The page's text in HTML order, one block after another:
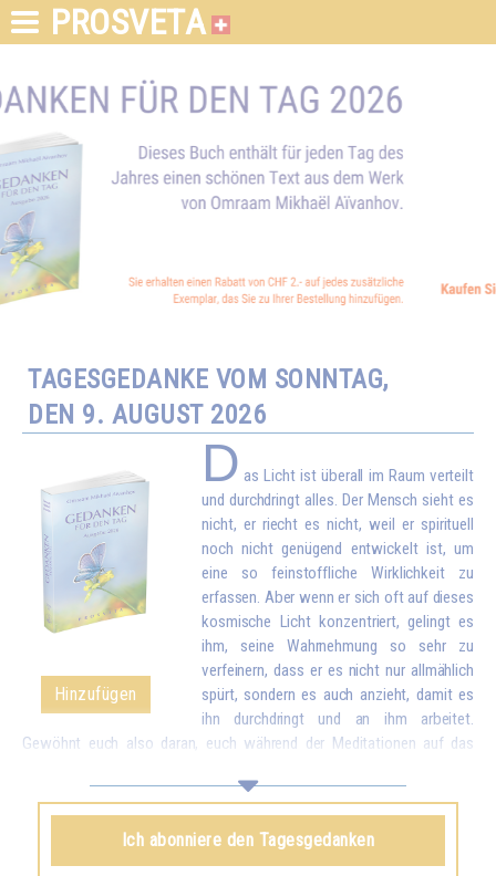
PROSVETA
TAGESGEDANKE VOM SONNTAG,
DEN 9. AUGUST 2026
Hinzufügen
D as Licht ist überall im Raum verteilt
und durchdringt alles. Der Mensch sieht es
nicht, er riecht es nicht, weil er spirituell
noch nicht genügend entwickelt ist, um
eine so feinstoffliche Wirklichkeit zu
erfassen. Aber wenn er sich oft auf dieses
kosmische Licht konzentriert, gelingt es
ihm, seine Wahrnehmung so sehr zu
verfeinern, dass er es nicht nur allmählich
spürt, sondern es auch anzieht, damit es
ihn durchdringt und an ihm arbeitet.
Gewöhnt euch also daran, euch während der Meditationen auf das
einzuführen. Es wird nach und nach alle verbrauchten, kranken Partikel
eures Körpers durch neue, reinere Partikel ersetzen. Und wenn ihr einmal
das Licht in euch aufgesogen habt, könnt ihr euch noch üben, dieses
Licht in die ganze Welt zu schicken, um allen Menschen zu helfen.*
Ich abonniere den Tagesgedanken